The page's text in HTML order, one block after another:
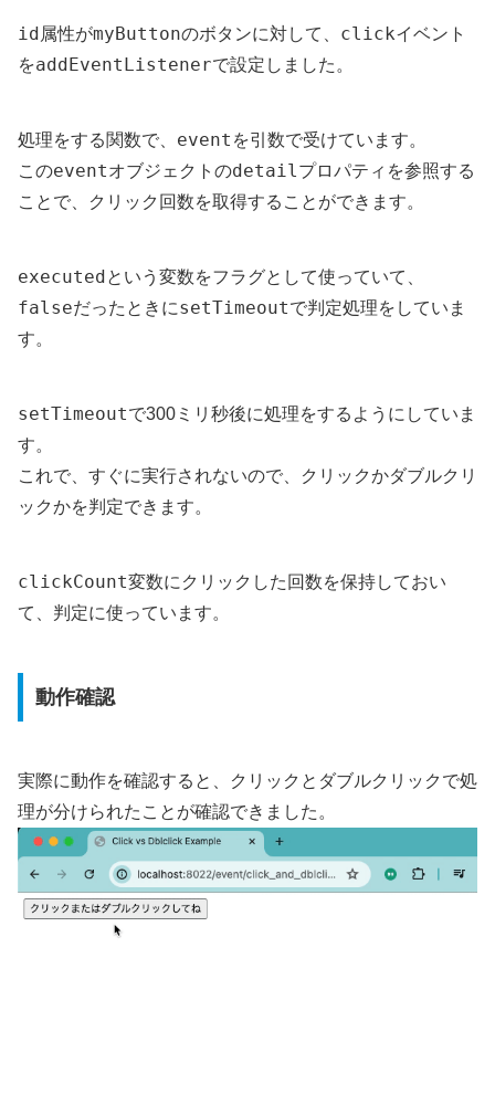
id 属性がmyButtonのボタンに対して、 clickイベント
をaddEventListenerで設定しました。
処理をする関数で、 event を引数で受けています。
このeventオブジェクトのdetailプロパティを参照する
ことで、クリック回数を取得することができます。
executed という変数をフラグとして使っていて、
falseだったときにsetTimeoutで判定処理をしていま
す。
setTimeoutで300ミリ秒後に処理をするようにしていま
す。
これで、すぐに実行されないので、クリックかダブルクリ
ックかを判定できます。
clickCount変数にクリックした回数を保持しておい
て、判定に使っています。
動作確認
実際に動作を確認すると、クリックとダブルクリックで処
理が分けられたことが確認できました。